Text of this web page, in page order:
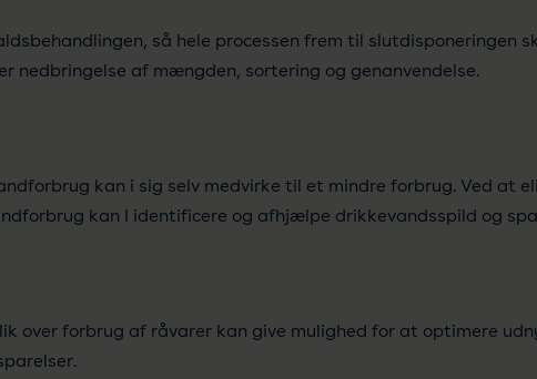
så hele processen frem til slutdisponeringen
nedbringelse af mængden, sortering og genanvendelse.
kan i sig selv medvirke til et mindre forbrug. Ved at
kan I identificere og afhjælpe drikkevandsspild og
over forbrug af råvarer kan give mulighed for at optimere